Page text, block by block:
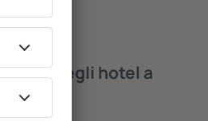
negli hotel a